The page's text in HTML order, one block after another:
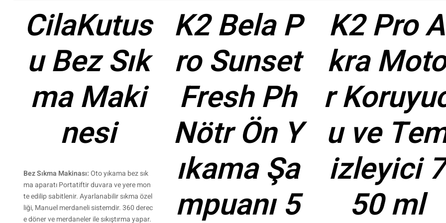
CilaKutus
u Bez Sık
ma Maki
nesi
Bez Sıkma Makinası:Oto yıkama bez sık
ma aparatı Portatiftir duvara ve yere mon
te edilip sabitlenir. Ayarlanabilir sıkma özel
liği, Manuel merdaneli sistemdir. 360 derec
e döner ve merdaneler ile sıkıştırma yapar.
K2 Bela P
ro Sunset
Fresh Ph
Nötr Ön Y
ıkama Şa
mpuanı 5
K2 Pro A
kra Moto
r
u ve
izleyici 7
50 ml